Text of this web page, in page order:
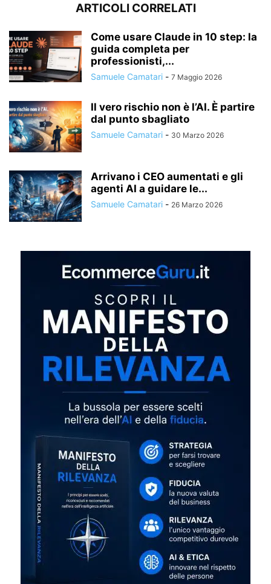
ARTICOLI CORRELATI
Come usare Claude in 10 step: la
guida completa per
professionisti,...
Samuele Camatari - 7 Maggio 2026
Il vero rischio non è l’AI. È partire
dal punto sbagliato
Samuele Camatari - 30 Marzo 2026
Arrivano i CEO aumentati e gli
agenti AI a guidare le...
Samuele Camatari - 26 Marzo 2026